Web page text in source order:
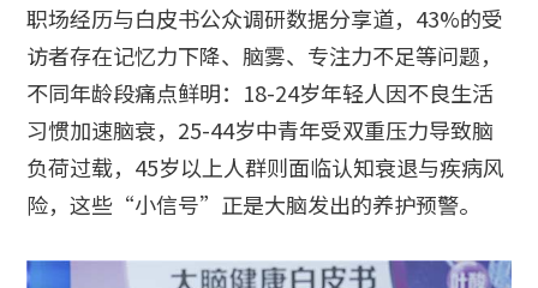
职场经历与白皮书公众调研数据分享道，43%的受
访者存在记忆力下降、脑雾、专注力不足等问题，
不同年龄段痛点鲜明：18-24岁年轻人因不良生活
习惯加速脑衰，25-44岁中青年受双重压力导致脑
负荷过载，45岁以上人群则面临认知衰退与疾病风
险，这些“小信号”正是大脑发出的养护预警。